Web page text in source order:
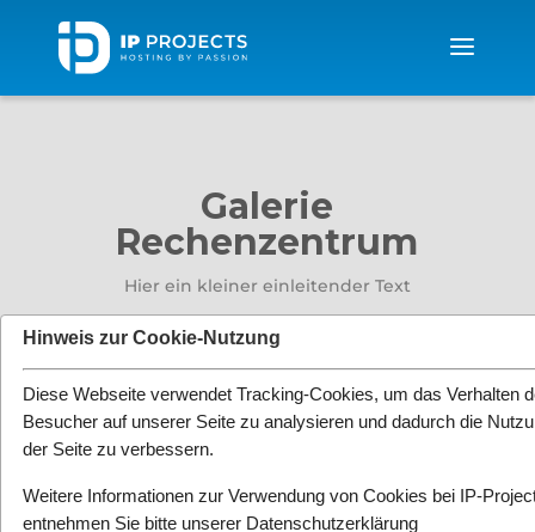
Galerie
Rechenzentrum
Hier ein kleiner einleitender Text
Hinweis zur Cookie-Nutzung
Diese Webseite verwendet Tracking-Cookies, um das Verhalten
Besucher auf unserer Seite zu analysieren und dadurch die
der Seite zu verbessern.
Weitere Informationen zur Verwendung von Cookies bei IP-
entnehmen Sie bitte unserer Datenschutzerklärung